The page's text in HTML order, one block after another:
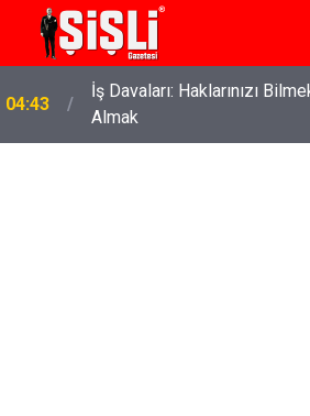
04:43
İş Davaları: Haklarınızı
Almak